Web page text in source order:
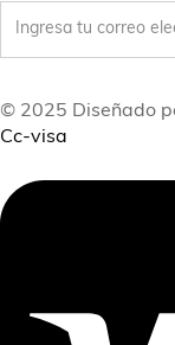
© 2025 Diseñado
Cc-visa